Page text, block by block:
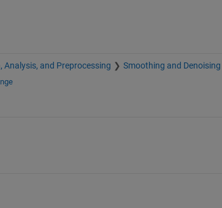
Analysis, and Preprocessing Smoothing and Denoising